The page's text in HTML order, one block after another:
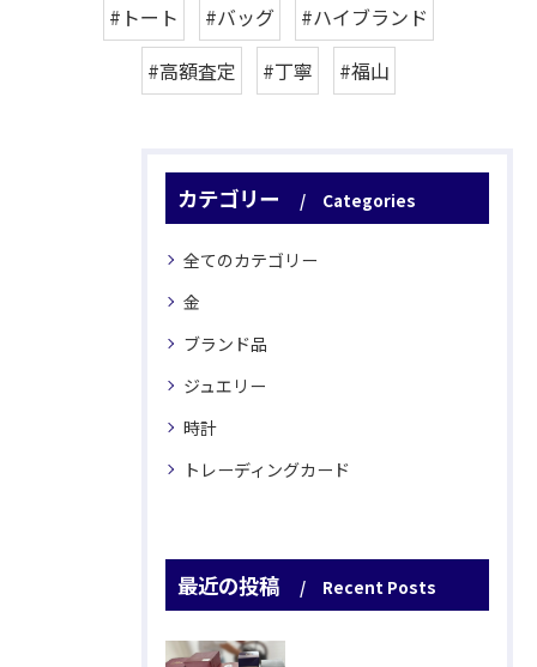
#トート
#バッグ
#ハイブランド
#高額査定
#丁寧 #福山
カテゴリー Categories
全てのカテゴリー
金
ブランド品
ジュエリー
時計
トレーディングカード
最近の投稿 Recent Posts